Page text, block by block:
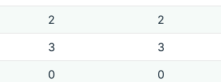
2 2
3 3
0 0